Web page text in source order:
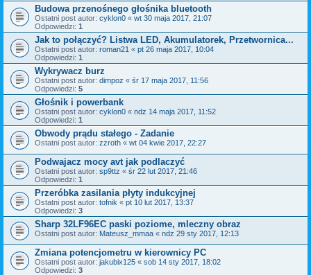
Budowa przenośnego głośnika bluetooth
Ostatni post autor: cyklon0 « wt 30 maja 2017, 21:07
Odpowiedzi: 1
Jak to połączyć? Listwa LED, Akumulatorek, Przetwornica...
Ostatni post autor: roman21 « pt 26 maja 2017, 10:04
Odpowiedzi: 1
Wykrywacz burz
Ostatni post autor: dimpoz « śr 17 maja 2017, 11:56
Odpowiedzi: 5
Głośnik i powerbank
Ostatni post autor: cyklon0 « ndz 14 maja 2017, 11:52
Odpowiedzi: 1
Obwody prądu stałego - Zadanie
Ostatni post autor: zzroth « wt 04 kwie 2017, 22:27
Podwajacz mocy avt jak podlaczyć
Ostatni post autor: sp9ttz « śr 22 lut 2017, 21:46
Odpowiedzi: 1
Przeróbka zasilania płyty indukcyjnej
Ostatni post autor: tofnik « pt 10 lut 2017, 13:37
Odpowiedzi: 3
Sharp 32LF96EC paski poziome, mleczny obraz
Ostatni post autor: Mateusz_mmaa « ndz 29 sty 2017, 12:13
Zmiana potencjometru w kierownicy PC
Ostatni post autor: jakubix125 « sob 14 sty 2017, 18:02
Odpowiedzi: 3